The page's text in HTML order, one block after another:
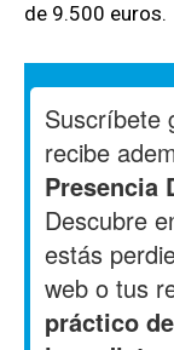
de 9.500 euros.